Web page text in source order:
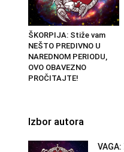
ŠKORPIJA: Stiže vam
NEŠTO PREDIVNO U
NAREDNOM PERIODU,
OVO OBAVEZNO
PROČITAJTE!
Izbor autora